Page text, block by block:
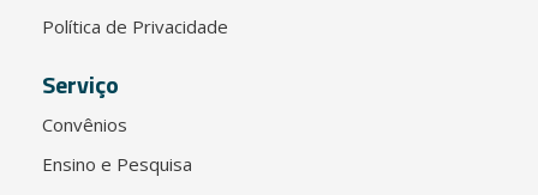
Política de Privacidade
Serviço
Convênios
Ensino e Pesquisa